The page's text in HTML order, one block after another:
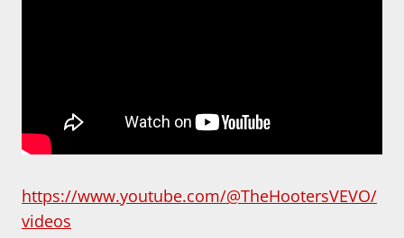
https://www.youtube.com/@TheHootersVEVO/
videos